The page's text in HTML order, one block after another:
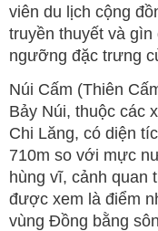
viên du lịch cộng
truyền thuyết và
ngưỡng đặc trưng
Núi Cấm (Thiên
Bảy Núi, thuộc các
Chi Lăng, có diện
710m so với mực
hùng vĩ, cảnh quan
được xem là điểm
vùng Đồng bằng